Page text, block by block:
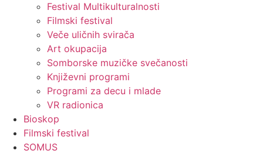
Festival Multikulturalnosti
Filmski festival
Veče uličnih svirača
Art okupacija
Somborske muzičke svečanosti
Književni programi
Programi za decu i mlade
VR radionica
Bioskop
Filmski festival
SOMUS